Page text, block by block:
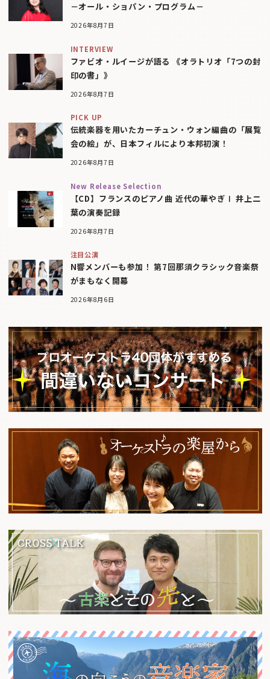
－オール・ショパン・プログラム－
2026年8月7日
INTERVIEW
ファビオ・ルイージが語る 《オラトリオ「7つの封
印の書」》
2026年8月7日
PICK UP
伝統楽器を用いたカーチュン・ウォン編曲の「展覧
会の絵」が、日本フィルにより本邦初演！
2026年8月7日
New Release Selection
【CD】フランスのピアノ曲 近代の華やぎⅠ 井上二
葉の演奏記録
2026年8月7日
注目公演
N響メンバーも参加！ 第7回那須クラシック音楽祭
がまもなく開幕
2026年8月6日